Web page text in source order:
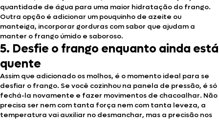
quantidade de água para uma maior hidratação do frango.
Outra opção é adicionar um pouquinho de azeite ou
manteiga, incorporar gorduras com sabor que ajudam a
manter o frango úmido e saboroso.
5. Desfie o frango enquanto ainda está
quente
Assim que adicionado os molhos, é o momento ideal para se
desfiar o frango. Se você cozinhou na panela de pressão, é só
fechá-la novamente e fazer movimentos de chacoalhar. Não
precisa ser nem com tanta força nem com tanta leveza, a
temperatura vai auxiliar no desmanchar, mas a precisão nos